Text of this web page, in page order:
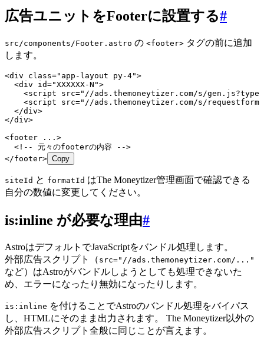
広告ユニットをFooterに設置する#
src/components/Footer.astro の <footer> タグの前に追加
します。
<div class=" app-layout py-4">
  <
div id="XXXXXX-N ">
    <
script src=" //ads.themoneytizer.com/s/
    <
script src=" //ads.themoneytizer.com/s/
  </
div>
</div>
<footer ...>
  <!-- 元々のfooterの内容 -->
</footer> Copy
siteId と formatId はThe Moneytizer管理画面で確認できる
自分の数値に変更してください。
is:inline が必要な理由#
AstroはデフォルトでJavaScriptをバンドル処理します。
外部広告スクリプト（ src="//ads.themoneytizer.com/..."
など）はAstroがバンドルしようとしても処理できないた
め、エラーになったり無効になったりします。
is:inline を付けることでAstroのバンドル処理をバイパス
し、HTMLにそのまま出力されます。 The Moneytizer以外の
外部広告スクリプト全般に同じことが言えます。